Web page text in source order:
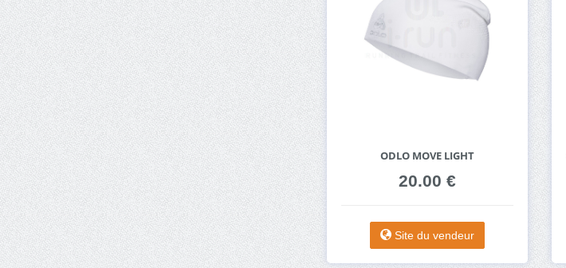
ODLO MOVE LIGHT
20.00 €
Site du vendeur